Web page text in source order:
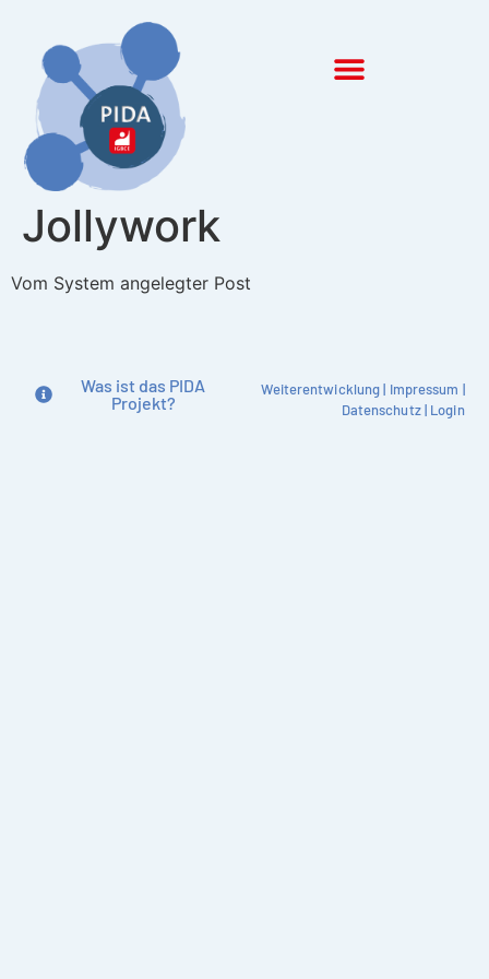
Jollywork
Vom System angelegter Post
Was ist das PIDA
Projekt?
Weiterentwicklung| Impressum |
Datenschutz| Login